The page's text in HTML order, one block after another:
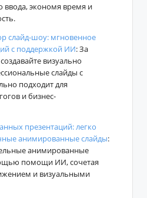
ввода, экономя время и
слайд-шоу: мгновенное
с поддержкой ИИ: За
визуально
слайды с
подходит для
и бизнес-
презентаций: легко
анимированные слайды:
анимированные
помощи ИИ, сочетая
и визуальными